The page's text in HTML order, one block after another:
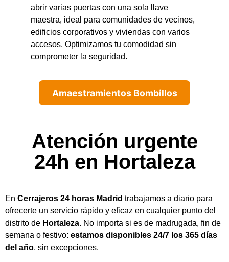
abrir varias puertas con una sola llave
maestra, ideal para comunidades de vecinos,
edificios corporativos y viviendas con varios
accesos. Optimizamos tu comodidad sin
comprometer la seguridad.
Amaestramientos Bombillos
Atención urgente
24h en Hortaleza
En Cerrajeros 24 horas Madrid trabajamos a diario para
ofrecerte un servicio rápido y eficaz en cualquier punto del
distrito de Hortaleza. No importa si es de madrugada, fin de
semana o festivo: estamos disponibles 24/7 los 365 días
del año, sin excepciones.